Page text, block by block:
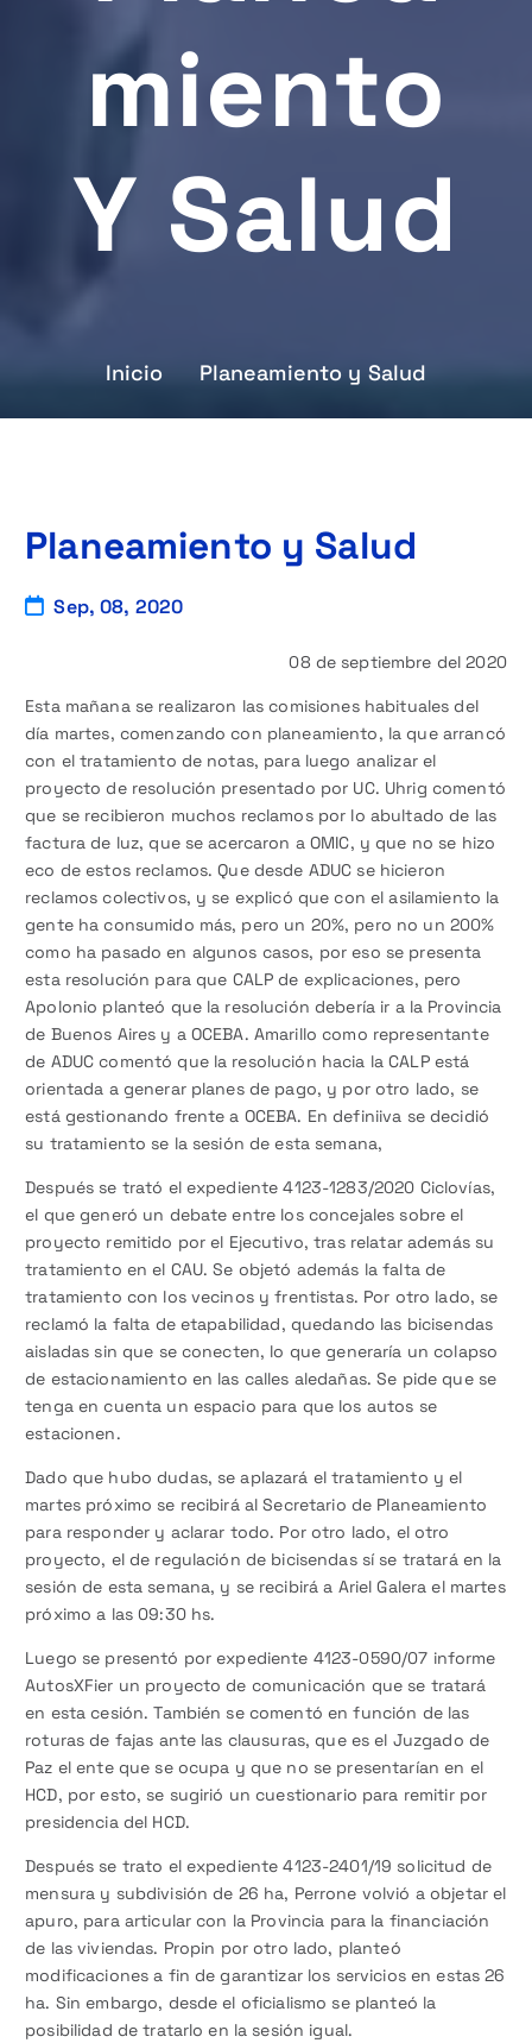
Miento
Y Salud
Inicio Planeamiento y Salud
Planeamiento y Salud
Sep, 08, 2020
08 de septiembre del 2020
Esta mañana se realizaron las comisiones habituales del
día martes, comenzando con planeamiento, la que arrancó
con el tratamiento de notas, para luego analizar el
proyecto de resolución presentado por UC. Uhrig comentó
que se recibieron muchos reclamos por lo abultado de las
factura de luz, que se acercaron a OMIC, y que no se hizo
eco de estos reclamos. Que desde ADUC se hicieron
reclamos colectivos, y se explicó que con el asilamiento la
gente ha consumido más, pero un 20%, pero no un 200%
como ha pasado en algunos casos, por eso se presenta
esta resolución para que CALP de explicaciones, pero
Apolonio planteó que la resolución debería ir a la Provincia
de Buenos Aires y a OCEBA. Amarillo como representante
de ADUC comentó que la resolución hacia la CALP está
orientada a generar planes de pago, y por otro lado, se
está gestionando frente a OCEBA. En definiiva se decidió
su tratamiento se la sesión de esta semana,
Después se trató el expediente 4123-1283/2020 Ciclovías,
el que generó un debate entre los concejales sobre el
proyecto remitido por el Ejecutivo, tras relatar además su
tratamiento en el CAU. Se objetó además la falta de
tratamiento con los vecinos y frentistas. Por otro lado, se
reclamó la falta de etapabilidad, quedando las bicisendas
aisladas sin que se conecten, lo que generaría un colapso
de estacionamiento en las calles aledañas. Se pide que se
tenga en cuenta un espacio para que los autos se
estacionen.
Dado que hubo dudas, se aplazará el tratamiento y el
martes próximo se recibirá al Secretario de Planeamiento
para responder y aclarar todo. Por otro lado, el otro
proyecto, el de regulación de bicisendas sí se tratará en la
sesión de esta semana, y se recibirá a Ariel Galera el martes
próximo a las 09:30 hs.
Luego se presentó por expediente 4123-0590/07 informe
AutosXFier un proyecto de comunicación que se tratará
en esta cesión. También se comentó en función de las
roturas de fajas ante las clausuras, que es el Juzgado de
Paz el ente que se ocupa y que no se presentarían en el
HCD, por esto, se sugirió un cuestionario para remitir por
presidencia del HCD.
Después se trato el expediente 4123-2401/19 solicitud de
mensura y subdivisión de 26 ha, Perrone volvió a objetar el
apuro, para articular con la Provincia para la financiación
de las viviendas. Propin por otro lado, planteó
modificaciones a fin de garantizar los servicios en estas 26
ha. Sin embargo, desde el oficialismo se planteó la
posibilidad de tratarlo en la sesión igual.